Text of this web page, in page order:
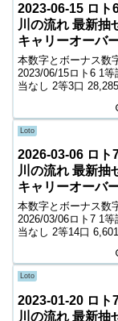
2023-06-15 ロト
川の流れ 最新抽
キャリーオーバ
771,504,813円
本数字とボーナス数
2023/06/15ロト6 1
当なし 2等3口
7,900円 5等192,763
キャリーオーバー
Loto
2026-03-06 ロト
川の流れ 最新抽
キャリーオーバ
3,697,519,850円
本数字とボーナス数
2026/03/06ロト7 1
当なし 2等14口
6,500円 5等153,158
等246,992口 1,000...
Loto
2023-01-20 ロト
川の流れ 最新抽